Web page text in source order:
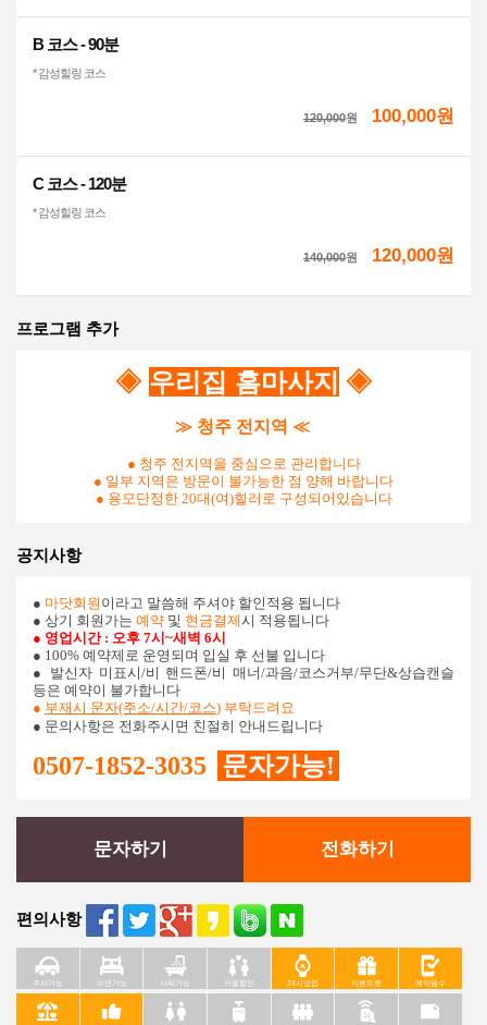
B 코스 - 90분
* 감성힐링 코스
120,000원 100,000원
C 코스 - 120분
* 감성힐링 코스
140,000원 120,000원
프로그램 추가
◈ 우리집 홈마사지 ◈
≫ 청주 전지역 ≪
● 청주 전지역 을 중심으로 관리합니다
● 일부 지역은 방문이 불가능한 점 양해 바랍니다
● 용모단정한 20대(여)힐러로 구성되어있습니다
공지사항
● 마닷회원 이라고 말씀해 주셔야 할인적용 됩니다
● 상기 회원가는 예약 및 현금결제시 적용됩니다
● 영업시간 : 오후 7시~새벽 6시
● 100% 예약제로 운영되며 입실 후 선불 입니다
● 발신자 미표시/비 핸드폰/비 매너/과음/코스거부/무단&상습캔슬
등은 예약이 불가합니다
● 부재시 문자(주소/시간/코스) 부탁드려요
● 문의사항은 전화주시면 친절히 안내드립니다
0507-1852-3035 문자가능!
문자하기 전화하기
편의사항
주차가능 수면가능 샤워가능 커플할인 24시영업 이벤트중 예약필수